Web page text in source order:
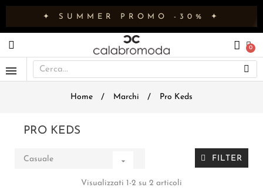
✦ SUMMER PROMO -30% ✦
Home Marchi Pro Keds
PRO KEDS
Casuale  FILTER
Visualizzati 1-2 su 2 articoli